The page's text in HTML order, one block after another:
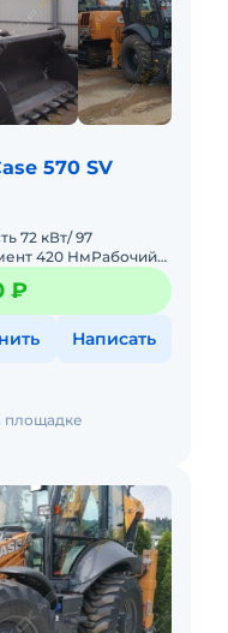
570 SV
72 кВт/ 97
420 НмРабочий
полный
₽
Написать
площадке